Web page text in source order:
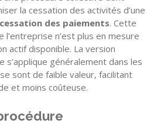
la cessation des activités d’une
cessation des paiements. Cette
n’est plus en mesure
actif disponible. La version
généralement dans les
sont de faible valeur, facilitant
et moins coûteuse.